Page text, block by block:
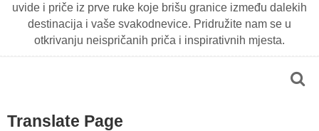
uvide i priče iz prve ruke koje brišu granice između dalekih
destinacija i vaše svakodnevice. Pridružite nam se u
otkrivanju neispričanih priča i inspirativnih mjesta.
Translate Page